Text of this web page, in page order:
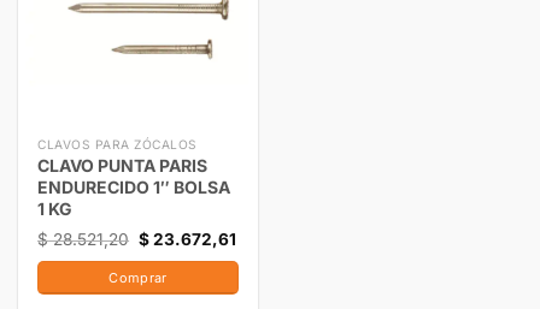
CLAVOS PARA ZÓCALOS
CLAVO PUNTA PARIS
ENDURECIDO 1″ BOLSA
1 KG
$28.521,20 $23.672,61
Comprar